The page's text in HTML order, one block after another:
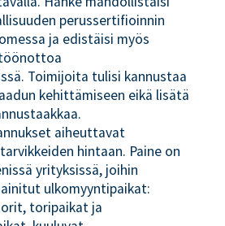
perussertifioinnin
ja edistäisi myös
Toimijoita tulisi kannustaa
kehittämiseen eikä lisätä
aiheuttavat
hintaan. Paine on
yrityksissä, joihin
ulkomyyntipaikat:
toripaikat ja